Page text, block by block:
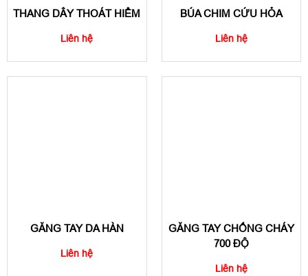
THANG DÂY THOÁT HIỂM
Liên hệ
BÚA CHIM CỨU HỎA
Liên hệ
GĂNG TAY DA HÀN
Liên hệ
GĂNG TAY CHỐNG CHÁY
700 ĐỘ
Liên hệ